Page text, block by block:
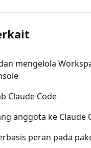
mengelola
Claude Code
anggota ke Claude
peran pada